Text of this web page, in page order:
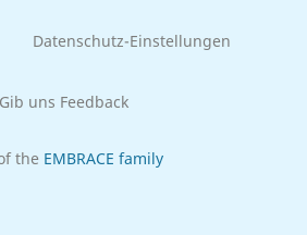
Datenschutz-Einstellungen
Gib uns Feedback
the EMBRACE family